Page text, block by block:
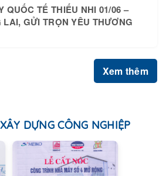
QUỐC TẾ THIẾU NHI 01/06 –
GỬI TRỌN YÊU THƯƠNG
Xem thêm
DỰNG CÔNG NGHIỆP